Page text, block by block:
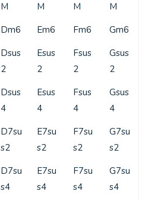
M
M
M
M
Dm6 Em6 Fm6
Gm6
Dsus
2
Esus
2
Fsus
2
Gsus
2
Dsus
4
Esus
4
Fsus
4
Gsus
4
D7su
s2
E7su
s2
F7su
s2
G7su
s2
D7su
s4
E7su
s4
F7su
s4
G7su
s4